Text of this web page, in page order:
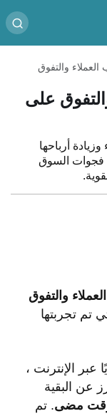
والتفوق
على
أرباحها
فجوات السوق
والتفوق
تم تجربتها
عبر الإنترنت ،
عن البقية
وقت مضى. تم